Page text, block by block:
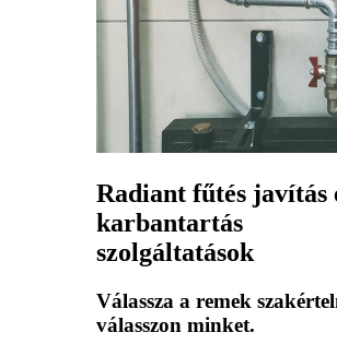
Radiant fűtés javítás
karbantartás
szolgáltatások
Válassza a remek
válasszon minket.